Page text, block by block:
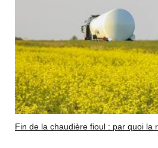
Fin de la chaudière fioul : par quoi la